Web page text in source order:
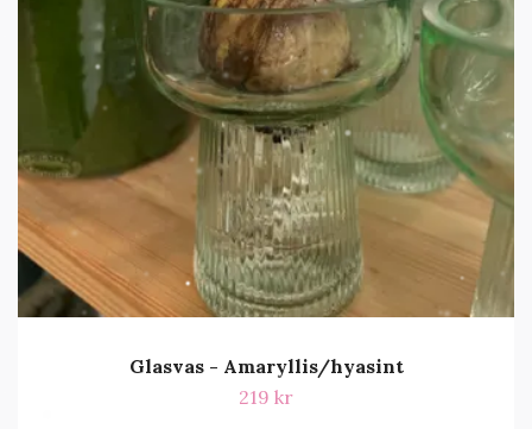
Glasvas - Amaryllis/hyasint
219 kr